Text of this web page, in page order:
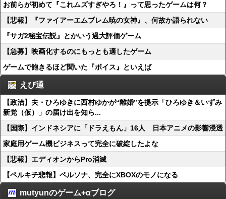
お前らが初めて『これムズすぎやろ！』って思ったゲームは何？
【悲報】『ファイアーエムブレム暁の女神』、何故か語られない
『サガ2秘宝伝説』とかいう過大評価ゲーム
【急募】映画化するのにもっとも適したゲーム
ゲームで飽きるほど聞いた『ボイス』といえば
えび通
【政治】夫・ひろゆきに西村ゆかが“離婚”を提示「ひろゆき＆いずみ
新党（仮）」の届け出を知ら...
【国際】インドネシアに「ドラえもん」16人 日本アニメの影響浸透
家庭用ゲーム機ビジネスって完全に破綻したよな
【悲報】エディオンからPro消滅
【ペルキチ悲報】ペルソナ、完全にXBOXのモノになる
mutyunのゲーム+αブログ